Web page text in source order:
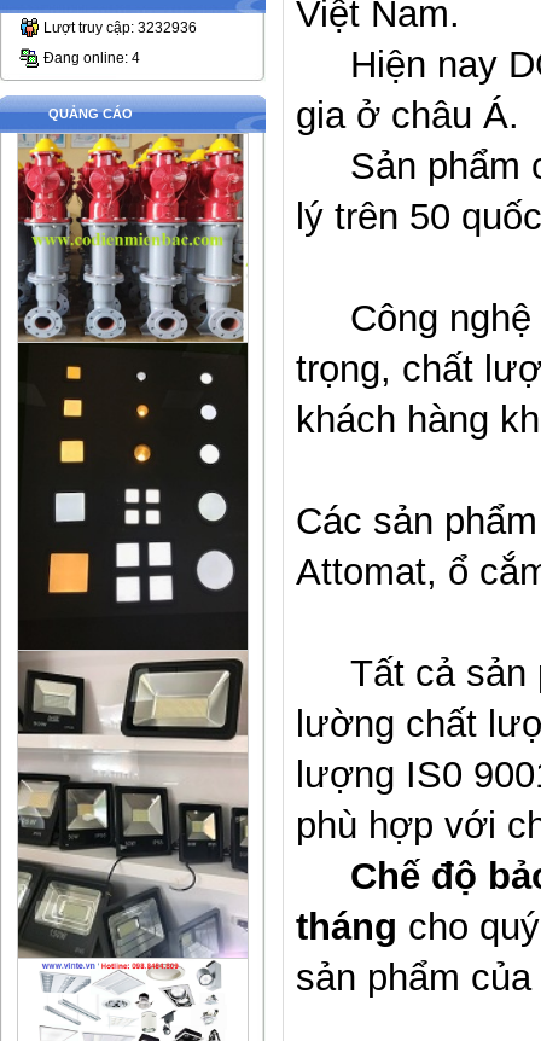
Lượt truy cập: 3232936
Đang online: 4
QUẢNG CÁO
Việt Nam.
Hiện nay
gia ở châu Á.
Sản phẩm
lý trên 50
Công nghệ
trọng, chất
khách hàng
Các sản
Attomat, ổ
Tất cả sản
lường chất
lượng IS0
phù hợp với
Chế độ
tháng cho
sản phẩm